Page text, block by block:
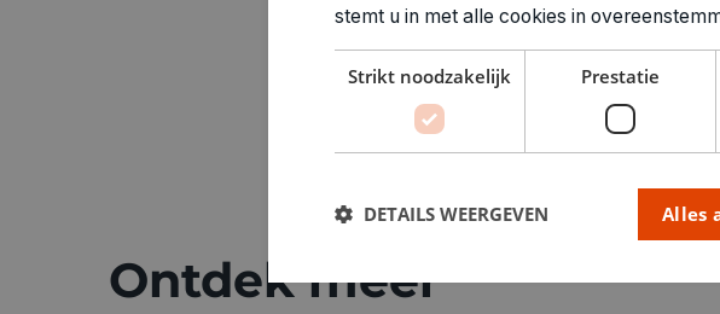
Ontdek meer
stemt u in met alle cookies in
Strikt noodzakelijk Prestatie
Alles
DETAILS WEERGEVEN